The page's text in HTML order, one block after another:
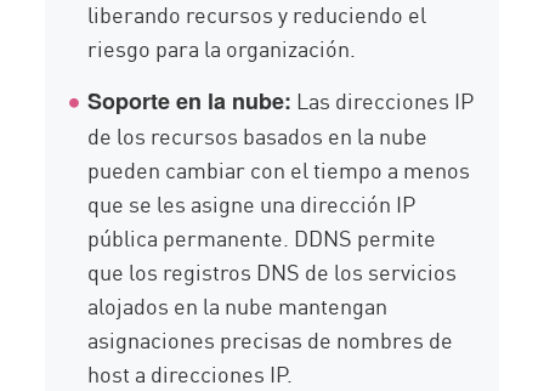
liberando recursos y reduciendo el
riesgo para la organización.
Soporte en la nube: Las direcciones IP
de los recursos basados en la nube
pueden cambiar con el tiempo a menos
que se les asigne una dirección IP
pública permanente. DDNS permite
que los registros DNS de los servicios
alojados en la nube mantengan
asignaciones precisas de nombres de
host a direcciones IP.